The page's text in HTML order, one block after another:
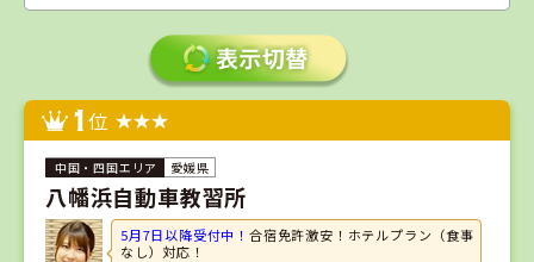
1位
愛媛県
八幡浜自動車教習所
5月7日以降受付中！合宿免許激安！ホテルプラン（食事
なし）対応！